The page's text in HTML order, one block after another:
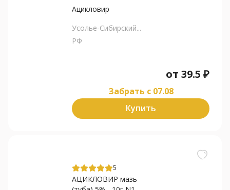
Ацикловир
Усолье-Сибирский...
РФ
от 39.5 ₽
Забрать c 07.08
Купить
5
АЦИКЛОВИР мазь